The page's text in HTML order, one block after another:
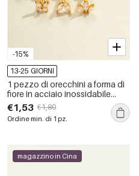
-15%
13-25 GIORNI
1 pezzo di orecchini a forma di
fiore in acciaio inossidabile
impermeabile color oro con
zirconi
€1,53 €1,80
Ordine min. di 1 pz.
magazzino in Cina